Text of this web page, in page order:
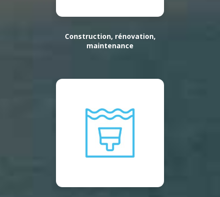
Construction, rénovation,
maintenance